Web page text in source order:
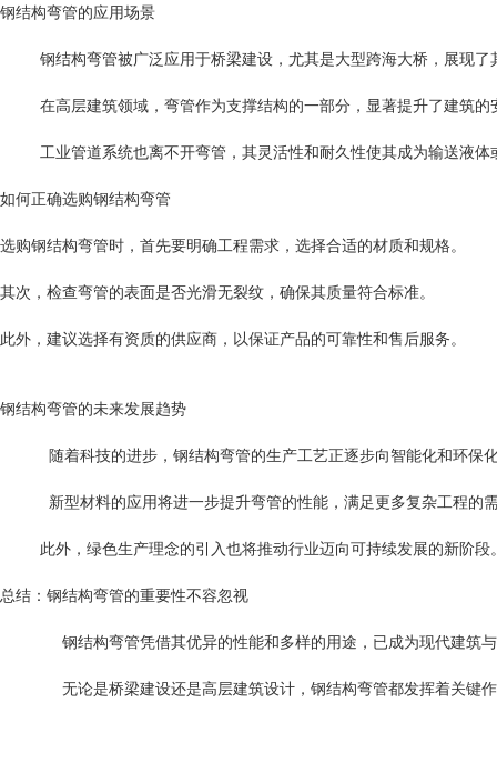
钢结构弯管的应用场景
钢结构弯管被广泛应用于桥梁建设，尤其是大型跨海大桥，展现了
在高层建筑领域，弯管作为支撑结构的一部分，显著提升了建筑的
工业管道系统也离不开弯管，其灵活性和耐久性使其成为输送液体
如何正确选购钢结构弯管
选购钢结构弯管时，首先要明确工程需求，选择合适的材质和规格。
其次，检查弯管的表面是否光滑无裂纹，确保其质量符合标准。
此外，建议选择有资质的供应商，以保证产品的可靠性和售后服务。
钢结构弯管的未来发展趋势
随着科技的进步，钢结构弯管的生产工艺正逐步向智能化和环保
新型材料的应用将进一步提升弯管的性能，满足更多复杂工程的
此外，绿色生产理念的引入也将推动行业迈向可持续发展的新阶段
总结：钢结构弯管的重要性不容忽视
钢结构弯管凭借其优异的性能和多样的用途，已成为现代建筑与
无论是桥梁建设还是高层建筑设计，钢结构弯管都发挥着关键作